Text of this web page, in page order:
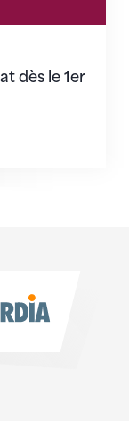
dès le 1er